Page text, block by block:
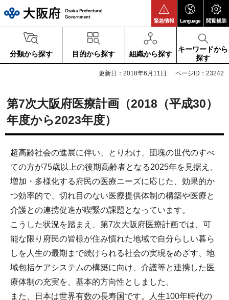
緊急情報 Language 閲覧補助
分類から探す 目的から探す 組織から探す
キーワードから
探す
更新日：2018年6月11日 ページID：23242
第7次大阪府医療計画（2018（平成30）
年度から2023年度）
超高齢社会の進展に伴い、とりわけ、団塊の世代のすべ
ての方が75歳以上の後期高齢者となる2025年を見据え、
増加・多様化する府民の医療ニーズに応じた、効果的か
つ効率的で、切れ目のない医療提供体制の構築や医療と
介護との連携促進が喫緊の課題となっています。
こうした状況を踏まえ、第7次大阪府医療計画では、可
能な限り府民の皆様が住み慣れた地域で自分らしい暮ら
しを人生の最期まで続けられる社会の実現をめざす、地
域包括ケアシステムの構築に向け、介護等と連携した医
療体制の充実を、基本的方向性としました。
また、日本は世界有数の長寿国です。人生100年時代の